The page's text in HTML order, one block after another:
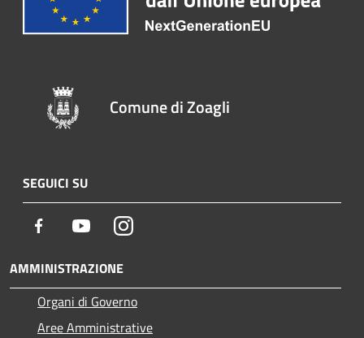
Comune di Zoagli
SEGUICI SU
Facebook YoutubeInstagram
AMMINISTRAZIONE
Organi di Governo
Aree Amministrative